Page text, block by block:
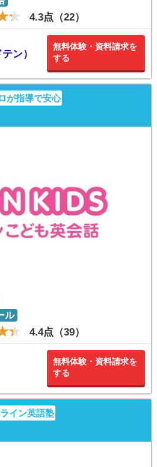
4.3点（22）
ン）
無料体験・資料請求を
する
が指導で安心
ル
4.4点（39）
無料体験・資料請求を
する
イン英語塾